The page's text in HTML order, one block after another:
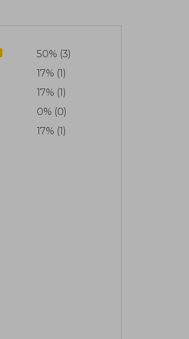
llenos de magia y
50% (3)
17% (1)
17% (1)
0% (0)
17% (1)